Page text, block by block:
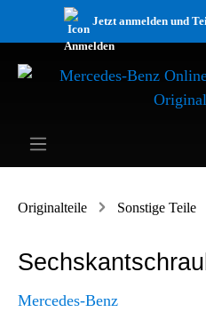
Jetzt anmelden und
Originalteile Sonstige Teile
Mercedes-Benz